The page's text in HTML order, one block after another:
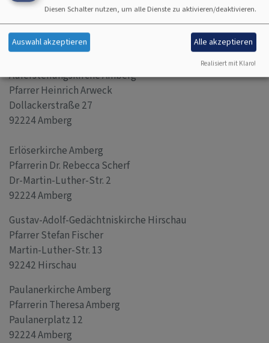
adressen der kirchen und
predigende
Auferstehungskirche Amberg
Pfarrer Heinrich Arweck
Dollackerstraße 27
92224 Amberg
Erlöserkirche Amberg
Pfarrerin Dr. Rebecca Scherf
Dr-Martin-Luther-Str. 2
92224 Amberg
Gustav-Adolf-Gedächtniskirche Hirschau
Pfarrer Stefan Fischer
Martin-Luther-Str. 13
92242 Hirschau
Paulanerkirche Amberg
Pfarrerin Theresa Amberg
Paulanerplatz 12
92224 Amberg
Diesen Schalter nutzen, um alle Dienste zu aktivieren/deaktivieren.
Auswahl akzeptieren Alle akzeptieren
Realisiert mit Klaro!